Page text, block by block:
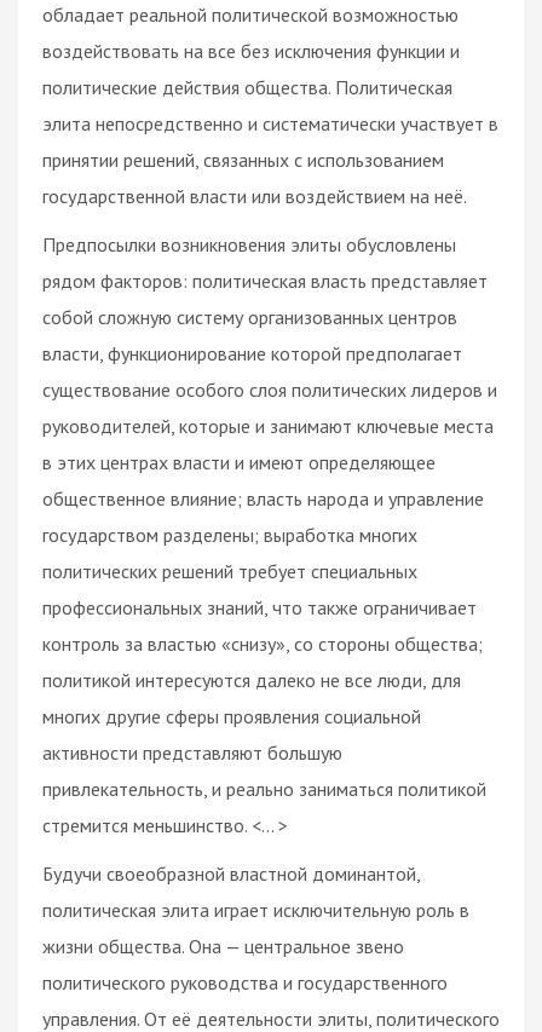
обладает реальной политической возможностью
воздействовать на все без исключения функции и
политические действия общества. Политическая
элита непосредственно и систематически участвует в
принятии решений, связанных с использованием
государственной власти или воздействием на неё.
Предпосылки возникновения элиты обусловлены
рядом факторов: политическая власть представляет
собой сложную систему организованных центров
власти, функционирование которой предполагает
существование особого слоя политических лидеров и
руководителей, которые и занимают ключевые места
в этих центрах власти и имеют определяющее
общественное влияние; власть народа и управление
государством разделены; выработка многих
политических решений требует специальных
профессиональных знаний, что также ограничивает
контроль за властью «снизу», со стороны общества;
политикой интересуются далеко не все люди, для
многих другие сферы проявления социальной
активности представляют большую
привлекательность, и реально заниматься политикой
стремится меньшинство. <... >
Будучи своеобразной властной доминантой,
политическая элита играет исключительную роль в
жизни общества. Она — центральное звено
политического руководства и государственного
управления. От её деятельности элиты, политического